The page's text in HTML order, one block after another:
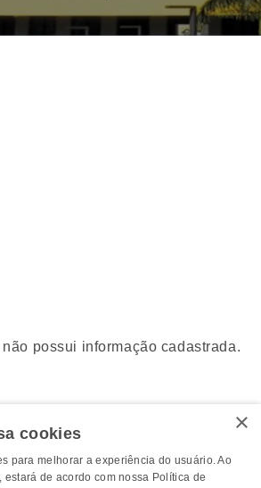
possui informação cadastrada.
×
cookies
para melhorar a experiência do usuário. Ao
de acordo com nossa Política de